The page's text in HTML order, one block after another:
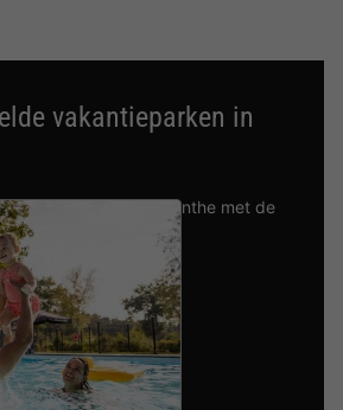
vakantieparken in
vakantieparken in Drenthe met de